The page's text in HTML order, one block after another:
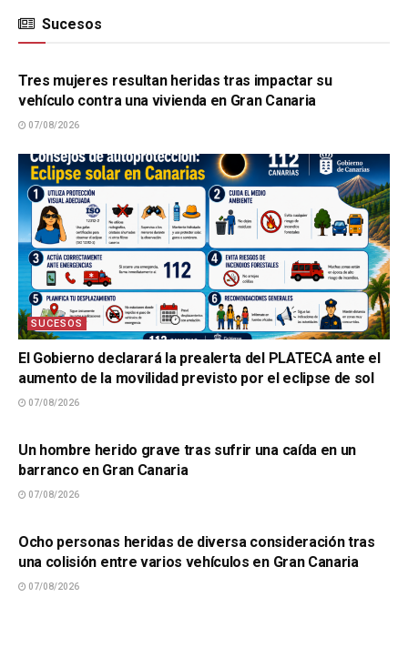
Sucesos
SUCESOS
Tres mujeres resultan heridas tras impactar su
vehículo contra una vivienda en Gran Canaria
07/08/2026
SUCESOS
El Gobierno declarará la prealerta del PLATECA ante el
aumento de la movilidad previsto por el eclipse de sol
07/08/2026
Un hombre herido grave tras sufrir una caída en un
barranco en Gran Canaria
07/08/2026
Ocho personas heridas de diversa consideración tras
una colisión entre varios vehículos en Gran Canaria
07/08/2026